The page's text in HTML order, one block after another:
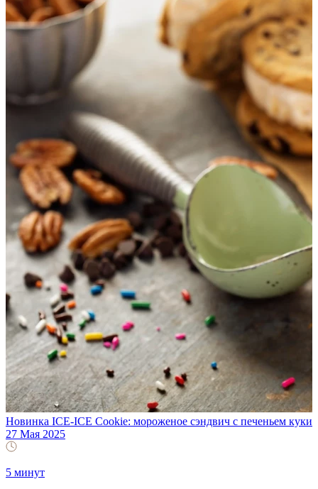
Новинка ICE-ICE Cookie: мороженое сэндвич с печеньем куки
27 Мая 2025
5 минут